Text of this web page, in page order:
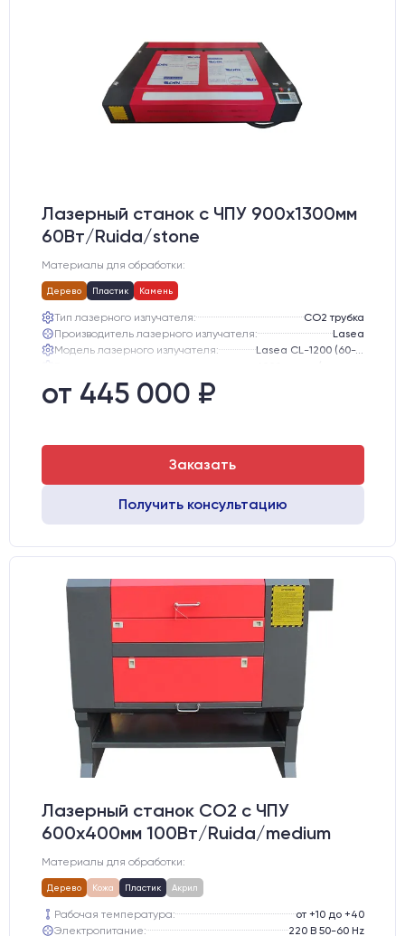
Лазерный станок c ЧПУ 900х1300мм
60Вт/Ruida/stone
Материалы для обработки:
Дерево Пластик Камень
Тип лазерного излучателя:
СО2 трубка
Производитель лазерного излучателя:
Lasea
Модель лазерного излучателя:
Lasea CL-1200 (60-75 Вт)
Размер станка, мм:
от 445 000 ₽
Заказать
Получить консультацию
Лазерный станок CO2 c ЧПУ
600х400мм 100Вт/Ruida/medium
Материалы для обработки:
Дерево Кожа Пластик Акрил
Рабочая температура:
от +10 до +40
Электропитание:
220 В 50-60 Hz